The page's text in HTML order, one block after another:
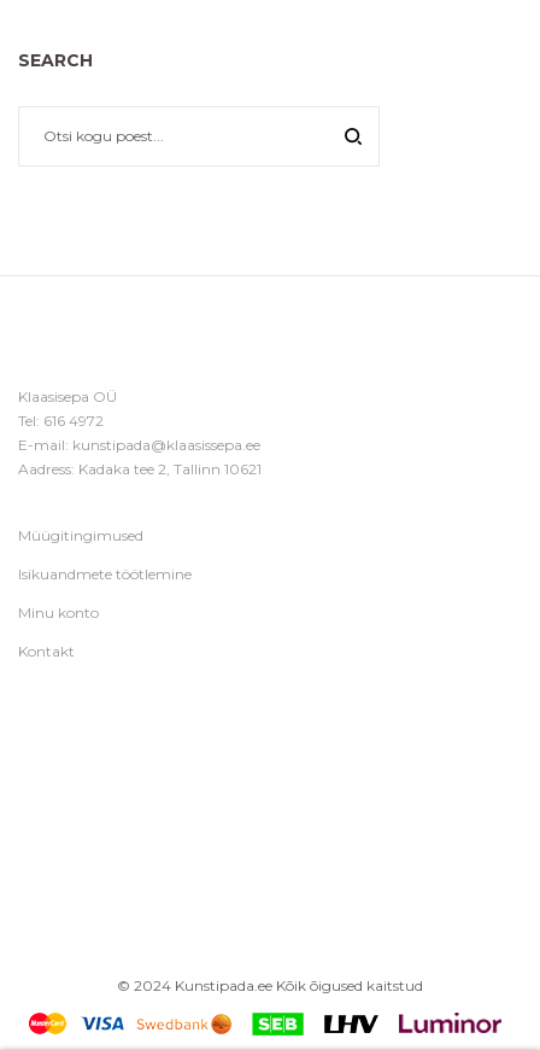
SEARCH
Klaasisepa OÜ
Tel: 616 4972
E-mail: kunstipada@klaasissepa.ee
Aadress: Kadaka tee 2, Tallinn 10621
Müügitingimused
Isikuandmete töötlemine
Minu konto
Kontakt
© 2024 Kunstipada.ee Kõik õigused kaitstud